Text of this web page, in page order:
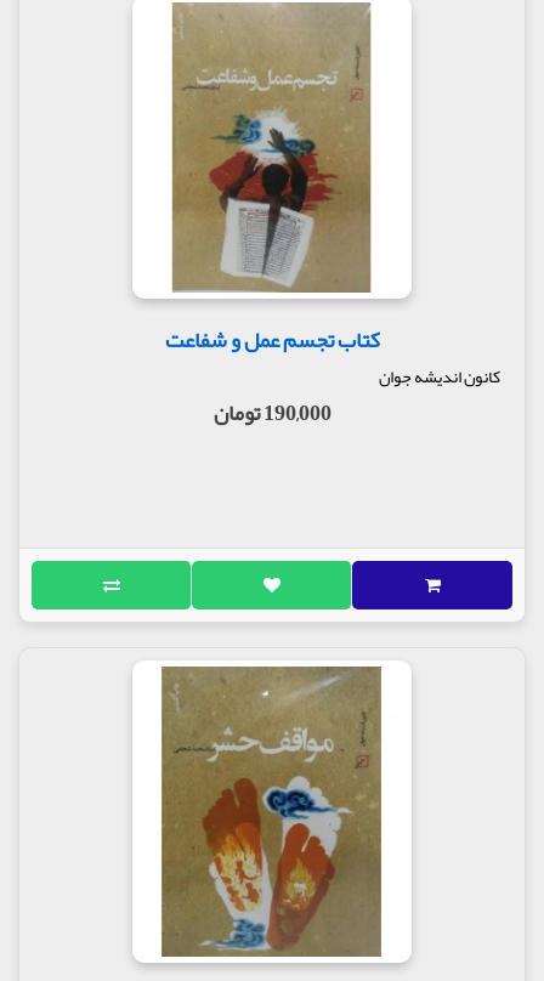
کتاب تجسم عمل و شفاعت
کانون اندیشه جوان
190,000 تومان